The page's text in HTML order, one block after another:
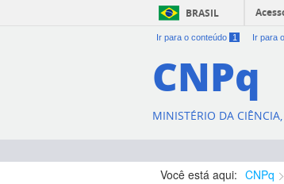
BRASIL
Ir para o conteúdo 1 Ir para
CNPq
MINISTÉRIO DA
Você está aqui: CNPq